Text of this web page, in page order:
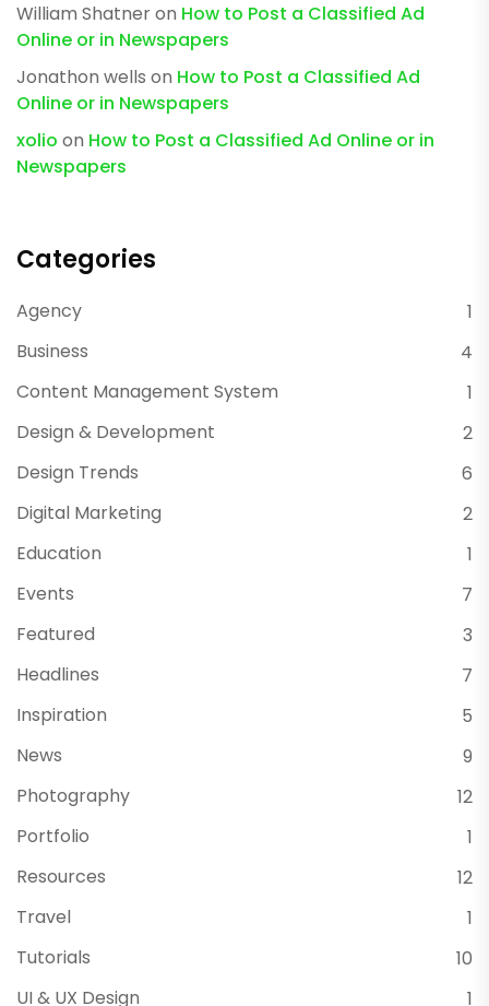
William Shatneron How to Post a Classified Ad
Online or in Newspapers
Jonathon wells on How to Post a Classified Ad
Online or in Newspapers
xolio on How to Post a Classified Ad Online or in
Newspapers
Categories
Agency
1
Business
4
Content Management System
1
Design & Development
2
Design Trends
6
Digital Marketing
2
Education
1
Events
7
Featured
3
Headlines
7
Inspiration
5
News
9
Photography
12
Portfolio
1
Resources
12
Travel
1
Tutorials
10
UI & UX Design
1